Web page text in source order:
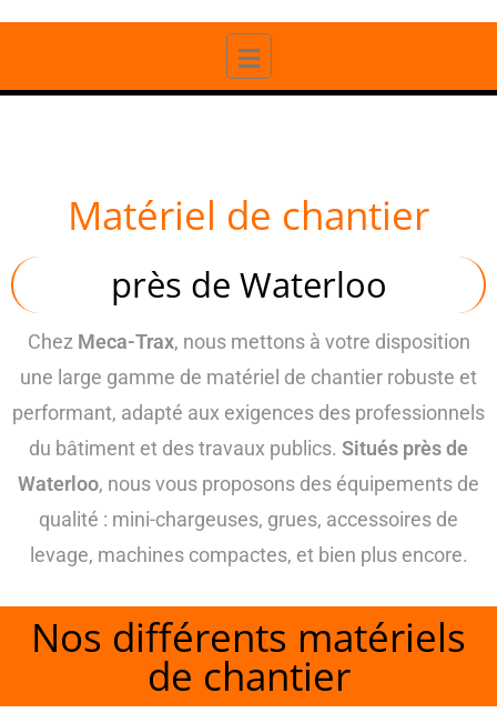
Matériel de chantier
près de Waterloo
Chez Meca-Trax, nous mettons à votre disposition
une large gamme de matériel de chantier robuste et
performant, adapté aux exigences des professionnels
du bâtiment et des travaux publics. Situés près de
Waterloo, nous vous proposons des équipements de
qualité : mini-chargeuses, grues, accessoires de
levage, machines compactes, et bien plus encore.
Nos différents matériels
de chantier